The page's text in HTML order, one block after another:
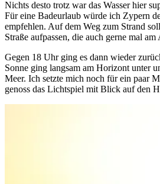
Nichts desto trotz war das Wasser hier
Für eine Badeurlaub würde ich Zypern
empfehlen. Auf dem Weg zum Strand
Straße aufpassen, die auch gerne mal
Gegen 18 Uhr ging es dann wieder
Sonne ging langsam am Horizont unter
Meer. Ich setzte mich noch für ein paar
genoss das Lichtspiel mit Blick auf den